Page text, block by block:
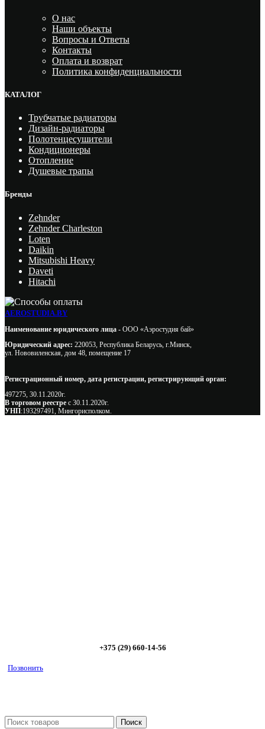
О нас
Наши объекты
Вопросы и Ответы
Контакты
Оплата и возврат
Политика конфиденциальности
КАТАЛОГ
Трубчатые радиаторы
Дизайн-радиаторы
Полотенцесушители
Кондиционеры
Отопление
Душевые трапы
Бренды
Zehnder
Zehnder Charleston
Loten
Daikin
Mitsubishi Heavy
Daveti
Hitachi
AEROSTUDIA.BY
Наименование юридического лица - ООО «Аэростудия бай»
Юридический адрес: 220053, Республика Беларусь, г.Минск,
ул. Нововиленская, дом 48, помещение 17
Регистрационный номер, дата регистрации, регистрирующий орган:
497275, 30.11.2020г.
В торговом реестре с 30.11.2020г.
УНП:193297491, Мингорисполком.
+375 (29) 660-14-56
Позвонить
Поиск